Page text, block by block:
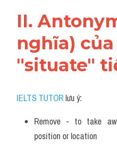
II.
nghĩa)
"situate"
IELTS TUTOR lưu ý:
Remove - to take
position or location